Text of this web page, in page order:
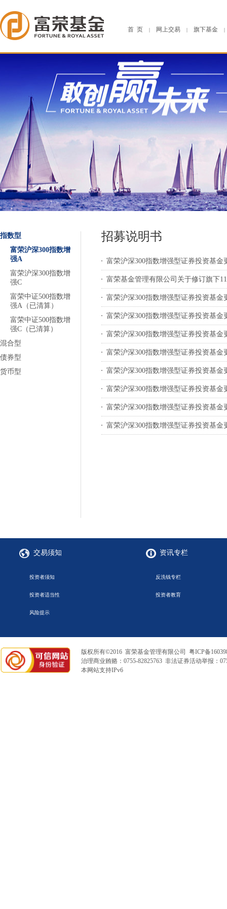
首 页 | 网上交易 | 旗下基金 |
指数型
富荣沪深300指数增
强A
富荣沪深300指数增
强C
富荣中证500指数增
强A（已清算）
富荣中证500指数增
强C（已清算）
混合型
债券型
货币型
招募说明书
富荣沪深300指数增强型证券投资基金
富荣基金管理有限公司关于修订旗下
富荣沪深300指数增强型证券投资基金
富荣沪深300指数增强型证券投资基金
富荣沪深300指数增强型证券投资基金
富荣沪深300指数增强型证券投资基
富荣沪深300指数增强型证券投资基金
富荣沪深300指数增强型证券投资基金
富荣沪深300指数增强型证券投资基
富荣沪深300指数增强型证券投资基金
交易须知
投资者须知
投资者适当性
风险提示
资讯专栏
反洗钱专栏
投资者教育
版权所有©2016 富荣基金管理有限公司 粤ICP备
治理商业贿赂：0755-82825763 非法证券活动举报：
本网站支持IPv6